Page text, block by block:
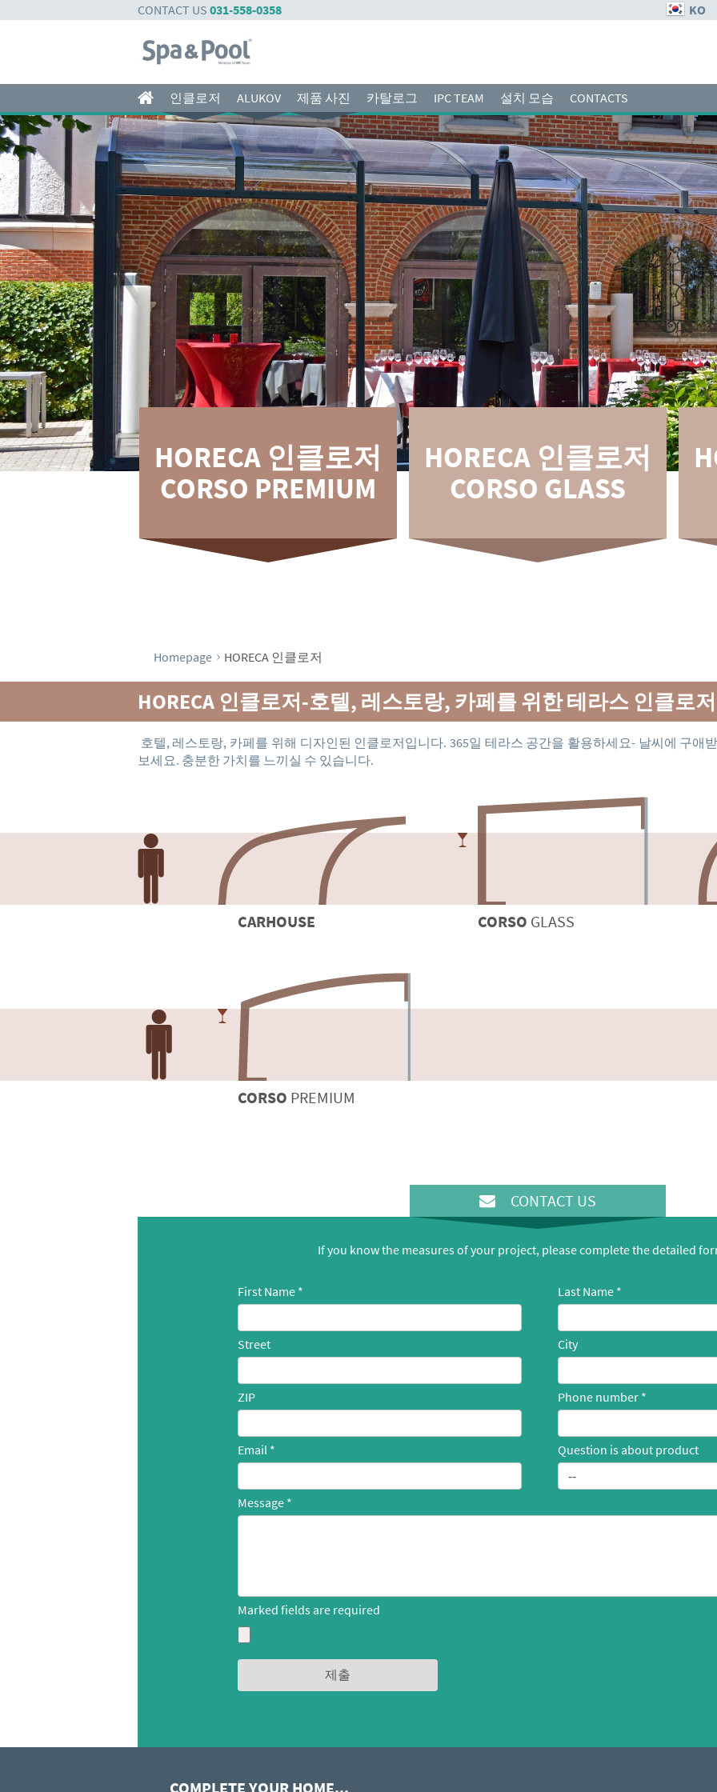
CONTACT US 031-558-0358 KO
인클로저 ALUKOV 제품 사진 카탈로그 IPC TEAM 설치 모습 CONTACTS
HORECA 인클로저
CORSO PREMIUM
HORECA 인클로저
CORSO GLASS
Homepage › HORECA 인클로저
HORECA 인클로저-호텔, 레스토랑, 카페를 위한 테라스 인클로저
호텔, 레스토랑, 카페를 위해 디자인된 인클로저입니다. 365일 테라스 공간을 활용하세요- 날씨에 구애
보세요. 충분한 가치를 느끼실 수 있습니다.
CARHOUSE CORSO GLASS
CORSO PREMIUM
CONTACT US
If you know the measures of your project, please complete the detailed
First Name Last Name
Street City
ZIP Phone number
Email Question is about product
Message
Marked fields are required
COMPLETE YOUR HOME...